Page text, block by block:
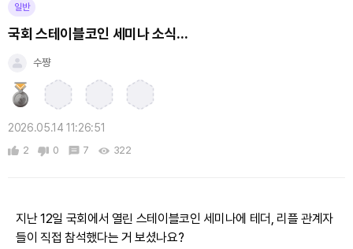
일반
국회 스테이블코인 세미나 소식...
수쨩
2026.05.14 11:26:51
2 0 7 322
지난 12일 국회에서 열린 스테이블코인 세미나에 테더, 리플 관계자
들이 직접 참석했다는 거 보셨나요?